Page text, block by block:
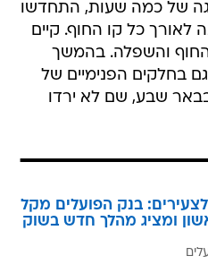
של כמה שעות, התחדשו
לאורך כל קו החוף. קיים
והשפלה. בהמשך
בחלקים הפנימיים של
שבע, שם לא ירדו
בנק הפועלים מקל
ומציג מהלך חדש בשוק